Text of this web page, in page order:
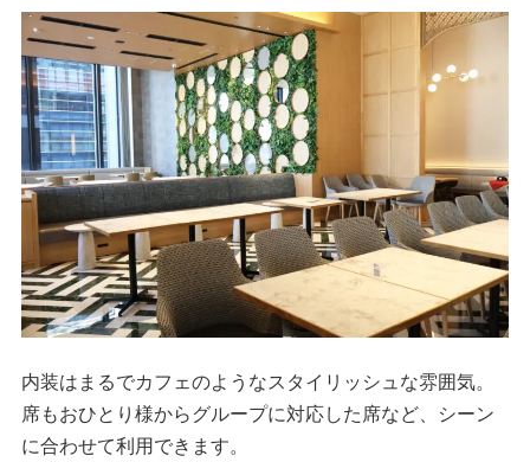
内装はまるでカフェのようなスタイリッシュな雰囲気。
席もおひとり様からグループに対応した席など、シーン
に合わせて利用できます。